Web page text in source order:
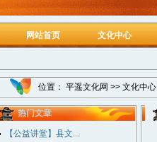
网站首页 文化中心
位置： 平遥文化网 >> 文化中心
热门文章
【公益讲堂】县文...